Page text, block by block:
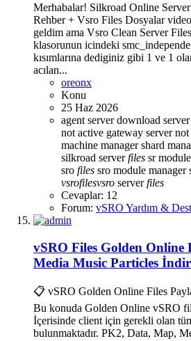
Merhabalar! Silkroad Online
Rehber + Vsro Files Dosyalar
geldim ama Vsro Clean Server
klasorunun icindeki
kısımlarına dediginiz gibi 1 ve 1
acılan...
oreonx
Konu
25 Haz 2026
agent serverdownload
not active gateway server
machine managershard
silkroad serverfiles sr
sro files sro module manager
vsrofilesvsro serverfiles
Cevaplar: 12
Forum: vSRO Yardım &
vSRO Files Golden Online
Media Music Particles İndir
📋 vSRO Golden Online Files
Bu konuda Golden Online vSRO
İçerisinde client için gerekli olan
bulunmaktadır. PK2, Data, Map,